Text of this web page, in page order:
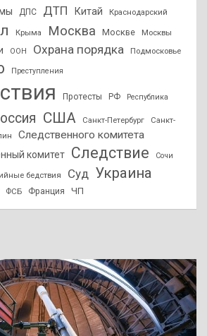
ДПС ДТП Китай Краснодарский
Крыма Москва Москве Москвы
ООН Охрана порядка Подмосковье
Преступления
Протесты РФ Республика
США Санкт-Петербург
Санкт-
Следственного комитета
комитет Следствие Сочи
бедствия Суд Украина
ФСБ Франция ЧП